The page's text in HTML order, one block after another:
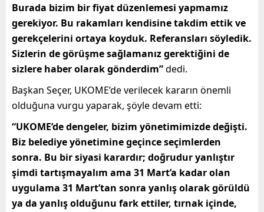
Burada bizim bir fiyat düzenlemesi yapmamız
gerekiyor. Bu rakamları kendisine takdim ettik ve
gerekçelerini ortaya koyduk. Referansları söyledik.
Sizlerin de görüşme sağlamanız gerektiğini de
sizlere haber olarak gönderdim”dedi.
Başkan Seçer, UKOME’de verilecek kararın önemli
olduğuna vurgu yaparak, şöyle devam etti:
“UKOME’de dengeler, bizim yönetimimizde değişti.
Biz belediye yönetimine geçince seçimlerden
sonra. Bu bir siyasi karardır; doğrudur yanlıştır
şimdi tartışmayalım ama 31 Mart’a kadar olan
uygulama 31 Mart’tan sonra yanlış olarak görüldü
ya da yanlış olduğunu fark ettiler, tırnak içinde,